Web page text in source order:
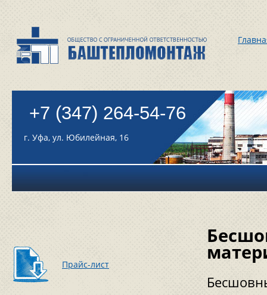
+7 (347) 264-54-76
г. Уфа, ул. Юбилейная, 16
Прайс-лист